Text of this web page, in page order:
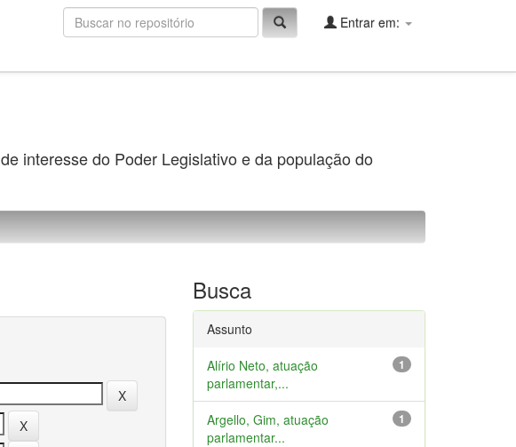
Entrar em:
interesse do Poder Legislativo e da população do
Busca
Assunto
1
Alírio Neto, atuação
parlamentar,...
1
Argello, Gim, atuação
parlamentar...